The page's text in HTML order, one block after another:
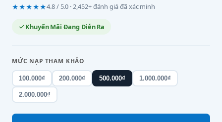
★★★★★4.8 / 5.0 · 2,452+ đánh giá đã xác minh
Khuyến Mãi Đang Diễn Ra
MỨC NẠP THAM KHẢO
100.000₫ 200.000₫ 500.000₫ 1.000.000₫
2.000.000₫